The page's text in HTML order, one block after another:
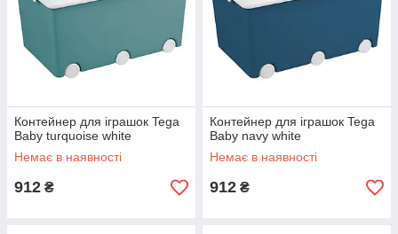
Контейнер для іграшок Tega
Baby turquoise white
Немає в наявності
912 ₴
Контейнер для іграшок Tega
Baby navy white
Немає в наявності
912 ₴